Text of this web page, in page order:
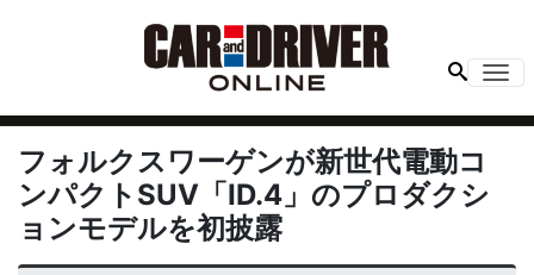
フォルクスワーゲンが新世代電動コ
ンパクトSUV「ID.4」のプロダクシ
ョンモデルを初披露